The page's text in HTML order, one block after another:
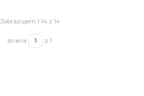
Zobrazujem 1-14 z 14
strana z 1